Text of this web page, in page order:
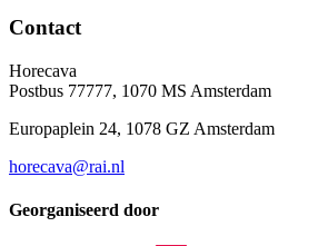
Contact
Horecava
Postbus 77777, 1070 MS Amsterdam
Europaplein 24, 1078 GZ Amsterdam
horecava@rai.nl
Georganiseerd door